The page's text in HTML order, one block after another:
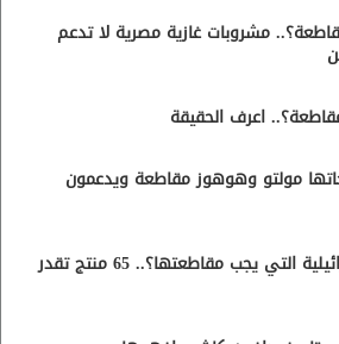
مشروبات غازية مصرية لا تدعم
اعرف الحقيقة
مولتو وهوهوز مقاطعة ويدعمون
ما هي المنتجات الإسرائيلية التي يجب مقاطعتها؟.. 65 منتج تقدر